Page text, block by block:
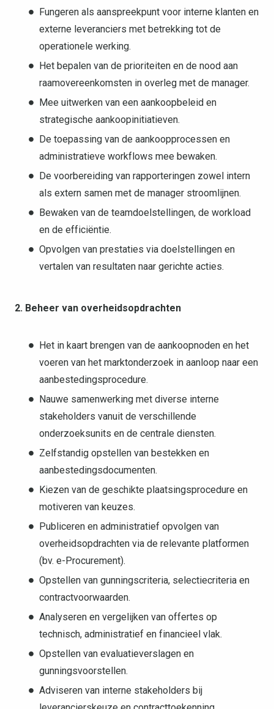
Fungeren als aanspreekpunt voor interne klanten en
externe leveranciers met betrekking tot de
operationele werking.
Het bepalen van de prioriteiten en de nood aan
raamovereenkomsten in overleg met de manager.
Mee uitwerken van een aankoopbeleid en
strategische aankoopinitiatieven.
De toepassing van de aankoopprocessen en
administratieve workflows mee bewaken.
De voorbereiding van rapporteringen zowel intern
als extern samen met de manager stroomlijnen.
Bewaken van de teamdoelstellingen, de workload
en de efficiëntie.
Opvolgen van prestaties via doelstellingen en
vertalen van resultaten naar gerichte acties.
2. Beheer van overheidsopdrachten
Het in kaart brengen van de aankoopnoden en het
voeren van het marktonderzoek in aanloop naar een
aanbestedingsprocedure.
Nauwe samenwerking met diverse interne
stakeholders vanuit de verschillende
onderzoeksunits en de centrale diensten.
Zelfstandig opstellen van bestekken en
aanbestedingsdocumenten.
Kiezen van de geschikte plaatsingsprocedure en
motiveren van keuzes.
Publiceren en administratief opvolgen van
overheidsopdrachten via de relevante platformen
(bv. e-Procurement).
Opstellen van gunningscriteria, selectiecriteria en
contractvoorwaarden.
Analyseren en vergelijken van offertes op
technisch, administratief en financieel vlak.
Opstellen van evaluatieverslagen en
gunningsvoorstellen.
Adviseren van interne stakeholders bij